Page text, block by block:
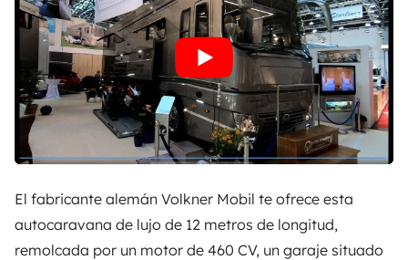
El fabricante alemán Volkner Mobil te ofrece esta
autocaravana de lujo de 12 metros de longitud,
remolcada por un motor de 460 CV, un garaje situado